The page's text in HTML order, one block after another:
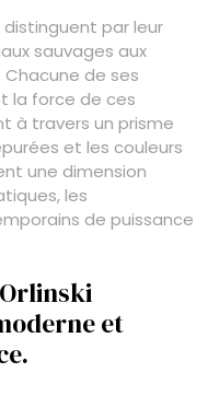
distinguent par leur
sauvages aux
de ses
la force de ces
à travers un prisme
et les couleurs
une dimension
les
de puissance
et